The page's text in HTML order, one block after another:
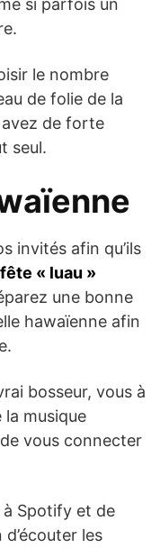
si parfois un
le nombre
de folie de la
avez de forte
seul.
invités afin qu’ils
fête « luau »
une bonne
hawaïenne afin
bosseur, vous à
la musique
vous connecter
à Spotify et de
d’écouter les